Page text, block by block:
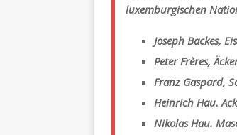
luxemburgischen
Joseph Backes,
Peter Frères,
Franz Gaspard,
Heinrich Hau.
Nikolas Hau.